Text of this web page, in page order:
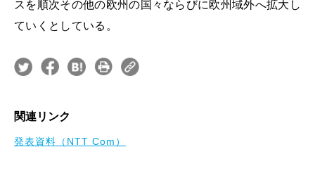
スを順次その他の欧州の国々ならびに欧州域外へ拡大し
ていくとしている。
関連リンク
発表資料（NTT Com）